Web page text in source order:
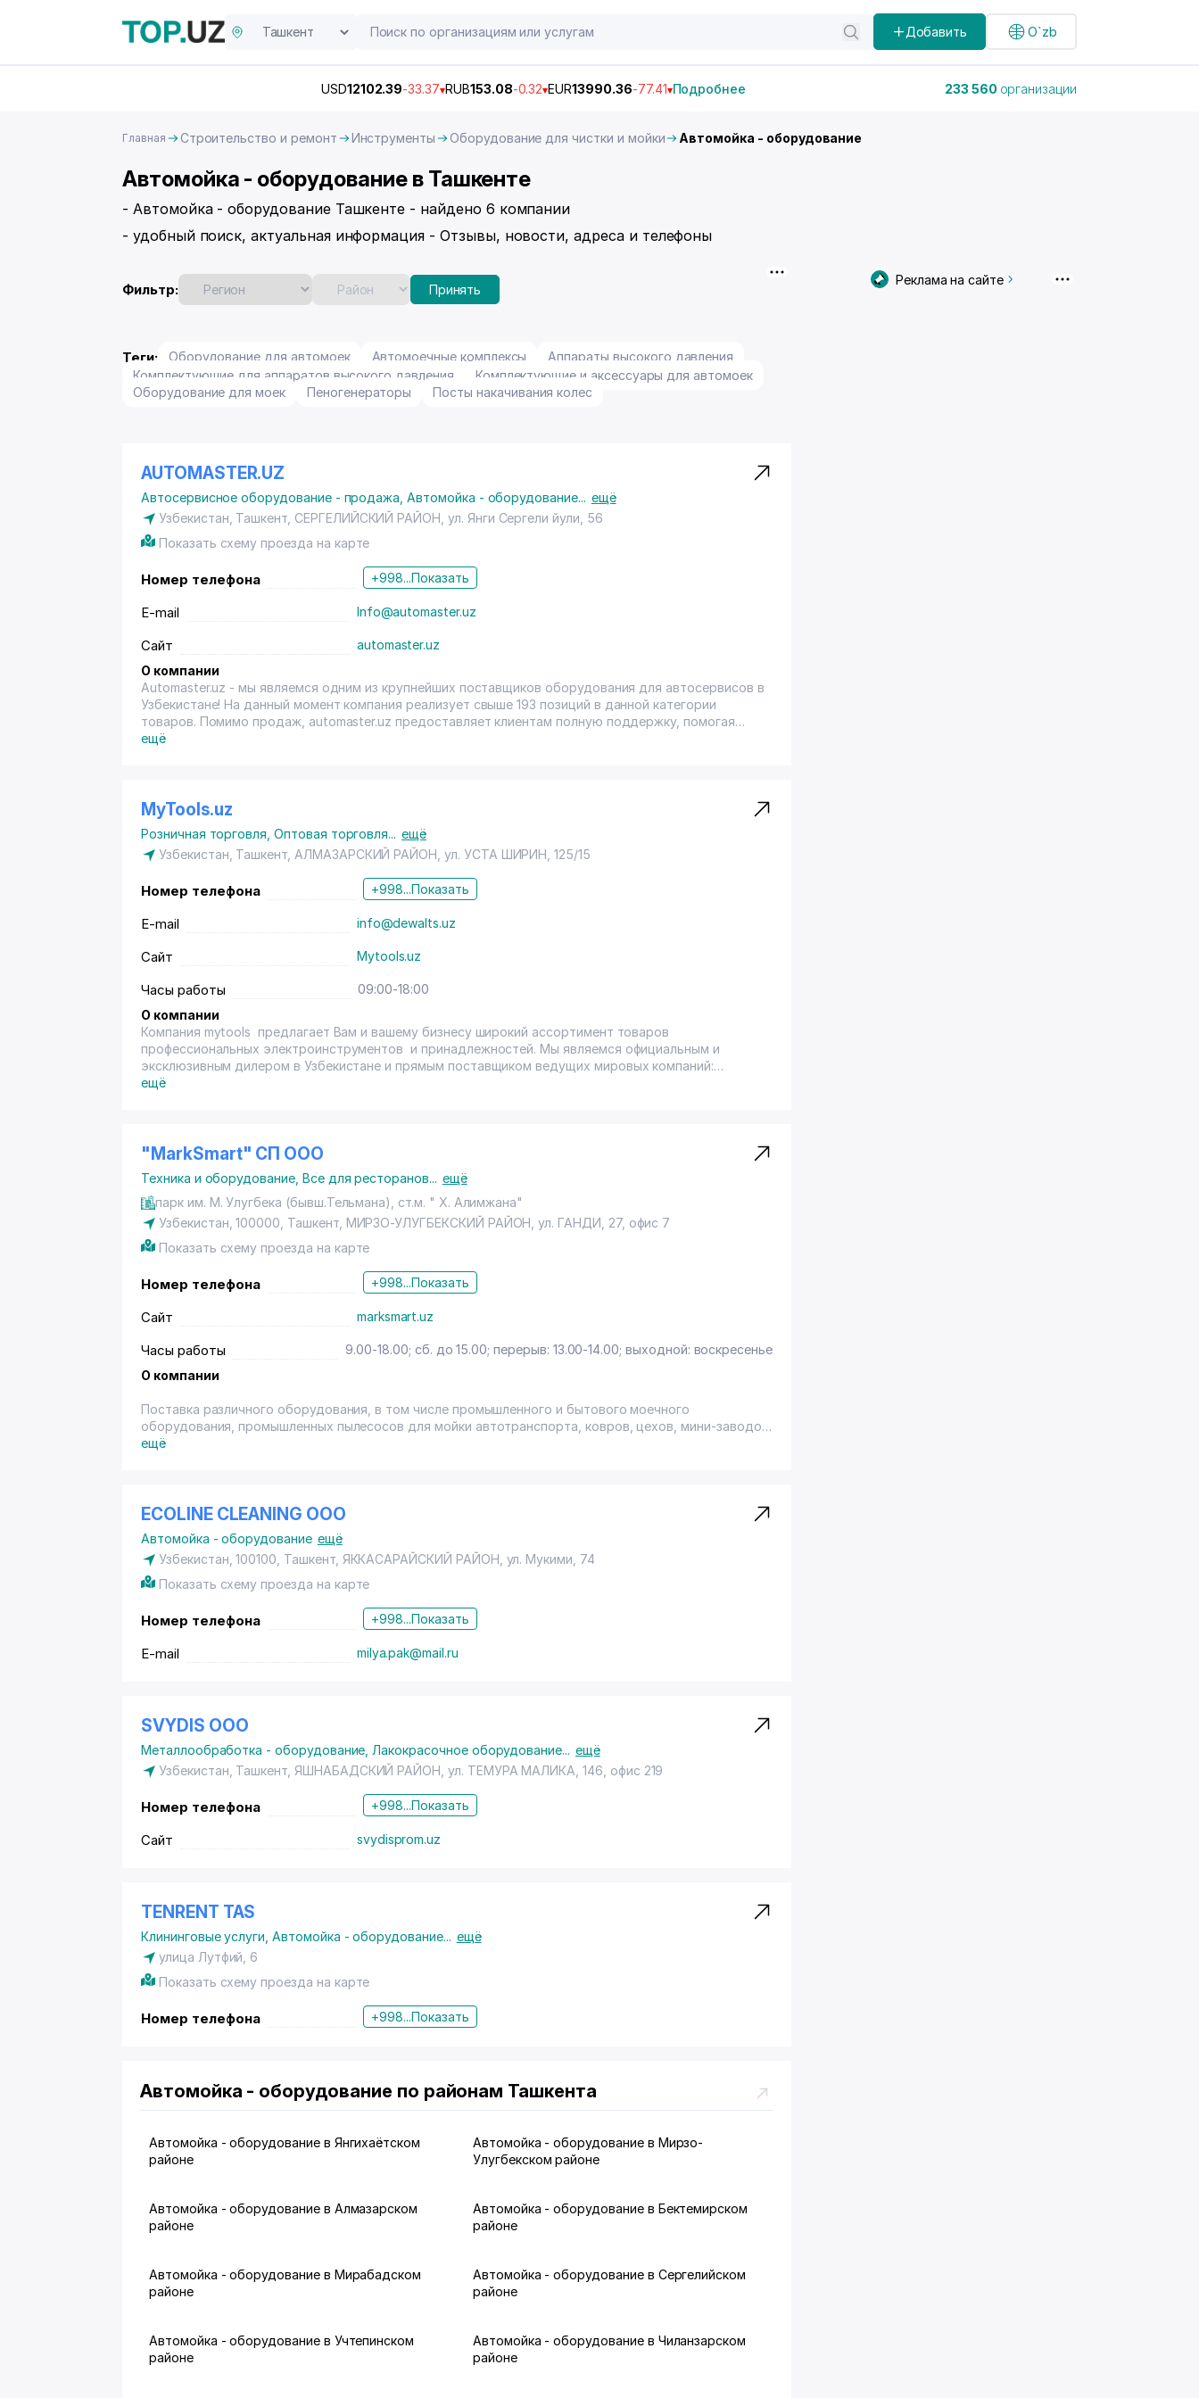
Добавить O`zb
USD12102.39-33.37 RUB153.08-0.32 EUR13990.36-77.41 Подробнее 233 560 организации
Главная Строительство и ремонт Инструменты Оборудование для чистки и мойки Автомойка - оборудование
Автомойка - оборудование в Ташкенте
- Автомойка - оборудование Ташкенте - найдено 6 компании
- удобный поиск, актуальная информация - Отзывы, новости, адреса и телефоны
Фильтр: Принять
Теги: Оборудование для автомоек Автомоечные комплексы
Аппараты высокого давления
Комплектующие для аппаратов высокого давления
Комплектующие и аксессуары для автомоек
Оборудование для моек
Пеногенераторы Посты накачивания колес
AUTOMASTER.UZ
Автосервисное оборудование - продажа ,Автомойка - оборудование... ещё
Узбекистан, Ташкент, СЕРГЕЛИЙСКИЙ РАЙОН ул. Янги Сергели йули , 56
Показать схему проезда на карте
Номер телефона +998...Показать
E-mail Info@automaster.uz
Сайт
automaster.uz
О компании
Automaster.uz - мы являемся одним из крупнейших поставщиков оборудования для автосервисов в
Узбекистане! На данный момент компания реализует свыше 193 позиций в данной категории
товаров. Помимо продаж, аutomaster.uz предоставляет клиентам полную поддержку, помогая
открыть свои мастерские по ремонту автомобилей с нуля. Мы также предлагаем такие услуги как:
стартом!
ещё
MyTools.uz
Розничная торговля ,Оптовая торговля... ещё
Узбекистан, Ташкент, АЛМАЗАРСКИЙ РАЙОН , ул. УСТА ШИРИН, 125/15
Номер телефона +998...Показать
E-mail info@dewalts.uz
Сайт Mytools.uz
Часы работы
09:00-18:00
О компании
Компания mytools предлагает Вам и вашему бизнесу широкий ассортимент товаров
профессиональных электроинструментов и принадлежностей. Мы являемся официальным и
эксклюзивным дилером в Узбекистане и прямым поставщиком ведущих мировых компаний:
«Dewalt», «Stanley» «Black&Decker», «BDSmachinen» «Luga Abraziv», «Stayer», «Resanta», «Vihr»,
ещё
"MarkSmart" СП ООО
Техника и оборудование, Все для ресторанов... ещё
парк им. М. Улугбека (бывш.Тельмана), ст.м. " Х. Алимжана"
Узбекистан, 100000, Ташкент, МИРЗО-УЛУГБЕКСКИЙ РАЙОН , ул. ГАНДИ, 27, офис 7
Показать схему проезда на карте
Номер телефона +998...Показать
Сайт marksmart.uz
Часы работы
9.00-18.00; сб. до 15.00; перерыв: 13.00-14.00; выходной: воскресенье
О компании
Поставка различного оборудования, в том числе промышленного и бытового моечного
оборудования, промышленных пылесосов для мойки автотранспорта, ковров, цехов, мини-заводов.
Поставка мини-заводов "Labeta" по производству кирпича. Дополнительный контактный тел.: 590-
ещё
ECOLINE CLEANING ООО
Автомойка - оборудование ещё
Узбекистан, 100100, Ташкент, ЯККАСАРАЙСКИЙ РАЙОН ул. Мукими , 74
Показать схему проезда на карте
Номер телефона +998...Показать
E-mail milya.pak@mail.ru
SVYDIS ООО
Металлообработка - оборудование Лакокрасочное оборудование... ещё
Узбекистан, Ташкент, ЯШНАБАДСКИЙ РАЙОН , ул. ТЕМУРА МАЛИКА, 146, офис 219
Номер телефона +998...Показать
Сайт svydisprom.uz
TENRENT TAS
Клининговые услуги ,Автомойка - оборудование... ещё
улица Лутфий, 6
Показать схему проезда на карте
Номер телефона +998...Показать
Автомойка - оборудование по районам Ташкента
Автомойка - оборудование в Янгихаётском
районе
Автомойка - оборудование в Мирзо-
Улугбекском районе
Автомойка - оборудование в Алмазарском
районе
Автомойка - оборудование в Бектемирском
районе
Автомойка - оборудование в Мирабадском
районе
Автомойка - оборудование в Сергелийском
районе
Автомойка - оборудование в Учтепинском
районе
Автомойка - оборудование в Чиланзарском
районе
Реклама на сайте